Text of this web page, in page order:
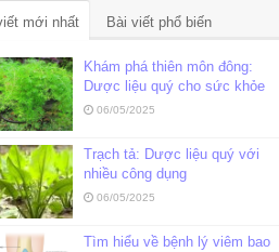
mới nhất Bài viết phổ biến
Khám phá thiên môn đông:
Dược liệu quý cho sức khỏe
06/05/2025
Trạch tả: Dược liệu quý với
nhiều công dụng
06/05/2025
Tìm hiểu về bệnh lý viêm bao